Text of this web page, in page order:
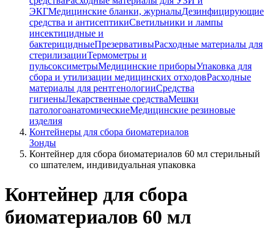
ЭКГМедицинские бланки, журналыДезинфицирующие
средства и антисептикиСветильники и лампы
инсектицидные и
бактерицидныеПрезервативыРасходные материалы для
стерилизацииТермометры и
пульсоксиметрыМедицинские приборыУпаковка для
сбора и утилизации медицинских отходовРасходные
материалы для рентгенологииСредства
гигиеныЛекарственные средстваМешки
патологоанатомическиеМедицинские резиновые
изделия
Контейнеры для сбора биоматериалов
Зонды
Контейнер для сбора биоматериалов 60 мл стерильный
со шпателем, индивидуальная упаковка
Контейнер для сбора
биоматериалов 60 мл